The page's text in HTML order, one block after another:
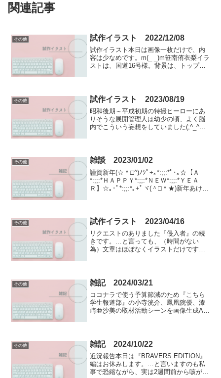
関連記事
その他 試作イラスト 2022/12/08
試作イラスト本日は画像一枚だけで、内
容は少なめです。m(_ _)m笹南侑衣梨イラ
ストは、国道16号様。背景は、トップペ
その他 試作イラスト 2023/08/19
昭和後期～平成初期の特撮ヒーローにあ
りそうな展開管理人は幼少の頃、よく脳
内でこういう妄想をしていました(;^_^A
その他 雑談 2023/01/02
謹賀新年(☆＾□^)ﾉｼﾟ+｡*:;;:*ﾟ･｡☆【Ａ
*:;;:*ＨＡＰＰＹ*:;;:*ＮＥＷ*:;;:*ＹＥＡ
Ｒ】☆｡･ﾟ*:;;:*｡+ﾟヾ(＾□＾★)新年あけま
その他 試作イラスト 2023/04/16
リクエストのありました『侵入者』の続
きです。…と言っても、（時間がない
為）文章はほぼなくイラストだけですが
ニコニ･コ...
その他 雑記 2024/03/21
ココナラで使う予算節減のため『こちら
学生報道部』の小寺洸介、鳳凰院優、漆
崎亜沙美の取材活動シーンを画像生成AI
プトは「Please...
その他 雑記 2024/10/22
近況報告本日は『BRAVERS EDITION』
編はお休みします。…と言いますのも私
事で恐縮ながら、実は2週間前から咳が止